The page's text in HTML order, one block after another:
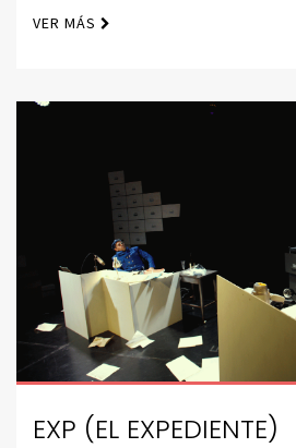
VER MÁS
EXP (EL EXPEDIENTE)